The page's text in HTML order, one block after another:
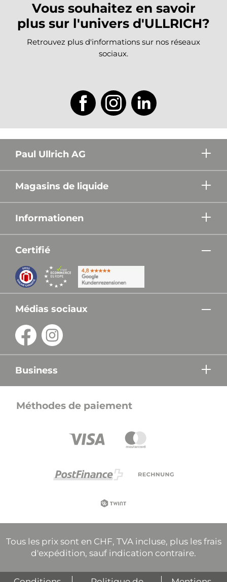
Vous souhaitez en savoir
plus sur l'univers d'ULLRICH?
Retrouvez plus d'informations sur nos réseaux
sociaux.
Paul Ullrich AG
Magasins de liquide
Informationen
Certifié
Médias sociaux
Business
Méthodes de paiement
Tous les prix sont en CHF, TVA incluse, plus les frais
d'expédition, sauf indication contraire.